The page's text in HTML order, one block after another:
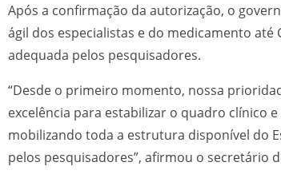
Após a confirmação da autorização, o
ágil dos especialistas e do medicamento
adequada pelos pesquisadores.
“Desde o primeiro momento, nossa
excelência para estabilizar o quadro clínico
mobilizando toda a estrutura disponível do
pelos pesquisadores”, afirmou o secretário